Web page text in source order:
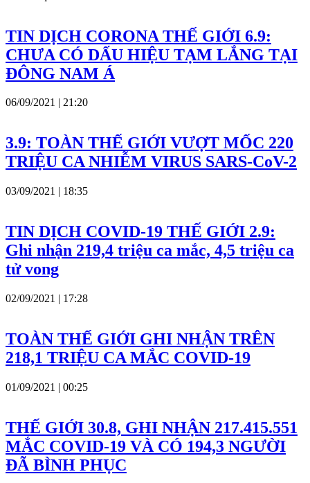
TIN DỊCH CORONA THẾ GIỚI 6.9:
CHƯA CÓ DẤU HIỆU TẠM LẮNG TẠI
ĐÔNG NAM Á
06/09/2021 | 21:20
3.9: TOÀN THẾ GIỚI VƯỢT MỐC 220
TRIỆU CA NHIỄM VIRUS SARS-CoV-2
03/09/2021 | 18:35
TIN DỊCH COVID-19 THẾ GIỚI 2.9:
Ghi nhận 219,4 triệu ca mắc, 4,5 triệu ca
tử vong
02/09/2021 | 17:28
TOÀN THẾ GIỚI GHI NHẬN TRÊN
218,1 TRIỆU CA MẮC COVID-19
01/09/2021 | 00:25
THẾ GIỚI 30.8, GHI NHẬN 217.415.551
MẮC COVID-19 VÀ CÓ 194,3 NGƯỜI
ĐÃ BÌNH PHỤC